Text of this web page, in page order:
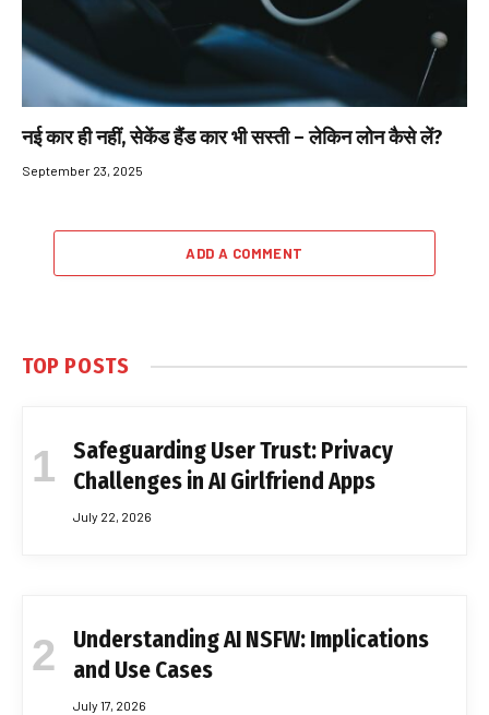
नई कार ही नहीं, सेकेंड हैंड कार भी सस्ती – लेकिन लोन कैसे लें?
September 23, 2025
ADD A COMMENT
TOP POSTS
Safeguarding User Trust: Privacy
Challenges in AI Girlfriend Apps
July 22, 2026
Understanding AI NSFW: Implications
and Use Cases
July 17, 2026